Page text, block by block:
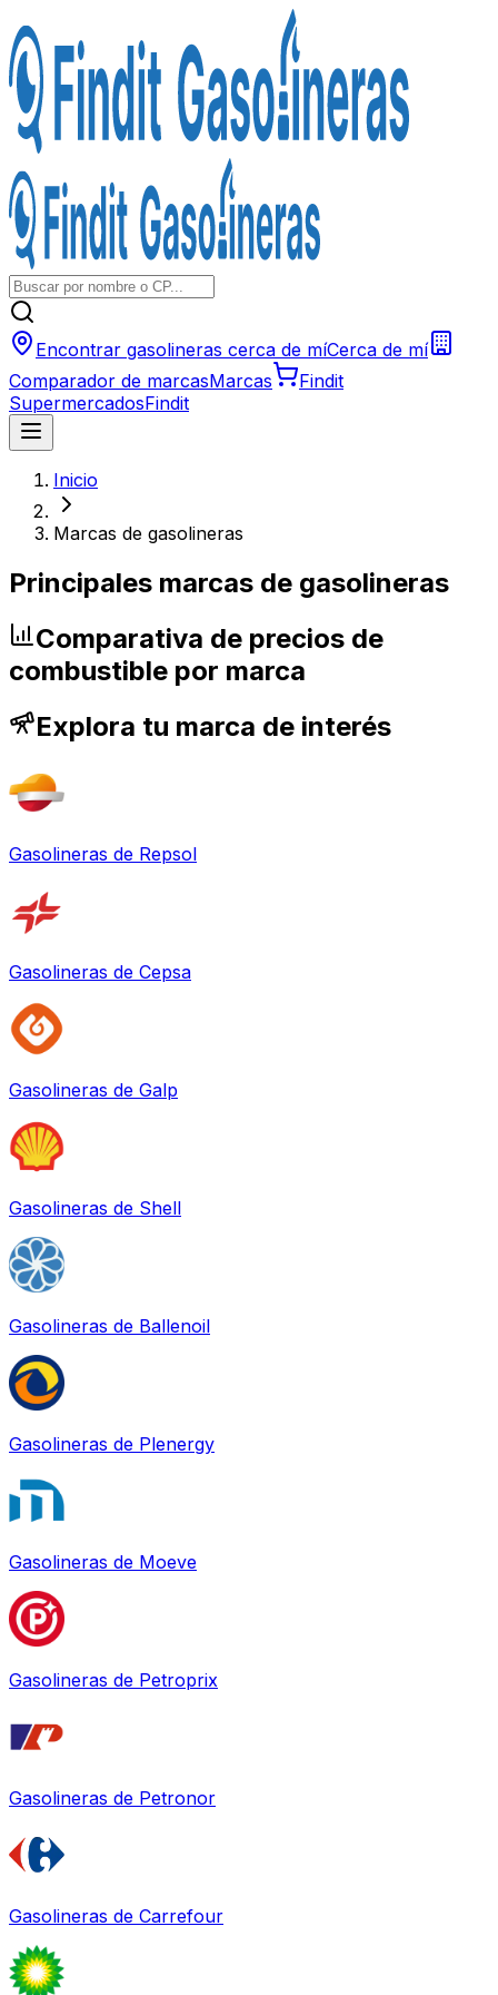
Encontrar gasolineras cerca de míCerca de mí
Comparador de marcasMarcas
Findit
SupermercadosFindit
Inicio
Marcas de gasolineras
Principales marcas de gasolineras
Comparativa de precios de
combustible por marca
Explora tu marca de interés
Gasolineras de Repsol
Gasolineras de Cepsa
Gasolineras de Galp
Gasolineras de Shell
Gasolineras de Ballenoil
Gasolineras de Plenergy
Gasolineras de Moeve
Gasolineras de Petroprix
Gasolineras de Petronor
Gasolineras de Carrefour